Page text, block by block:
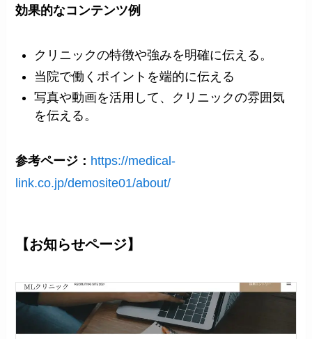
効果的なコンテンツ例
クリニックの特徴や強みを明確に伝える。
当院で働くポイントを端的に伝える
写真や動画を活用して、クリニックの雰囲気
を伝える。
参考ページ： https://medical-
link.co.jp/demosite01/about/
【お知らせページ】